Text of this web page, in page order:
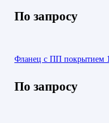
По запросу
Фланец с ПП покрытием
По запросу